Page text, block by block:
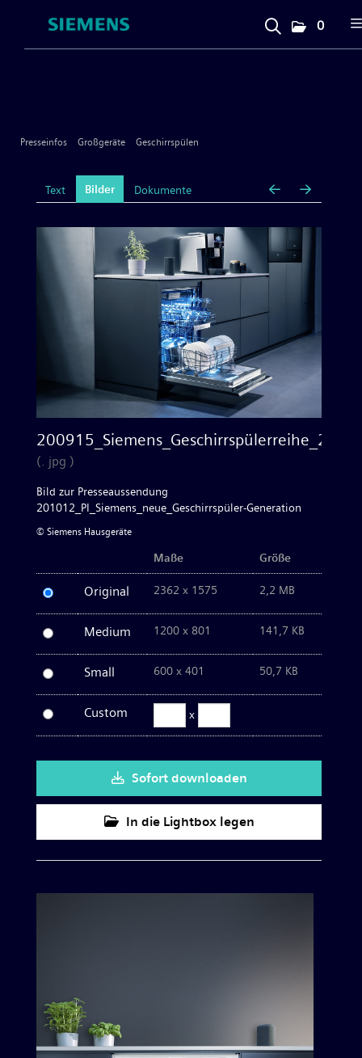
0
Großgeräte
Geschirrspülen
Kochen & Backen
Waschen & Trocknen
Kleingeräte
Bilder zum Download
Presseinfos Großgeräte Geschirrspülen
Text Bilder Dokumente
200915_Siemens_Geschirrspülerreihe_2
(. jpg )
Bild zur Presseaussendung
201012_PI_Siemens_neue_Geschirrspüler-Generation
© Siemens Hausgeräte
Maße Größe
Original 2362 x 1575 2,2 MB
Medium 1200 x 801 141,7 KB
Small 600 x 401 50,7 KB
Custom x
Sofort downloaden
In die Lightbox legen